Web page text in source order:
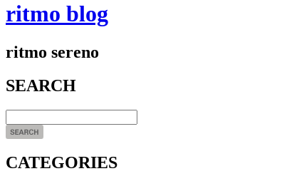
ritmo blog
ritmo sereno
SEARCH
CATEGORIES